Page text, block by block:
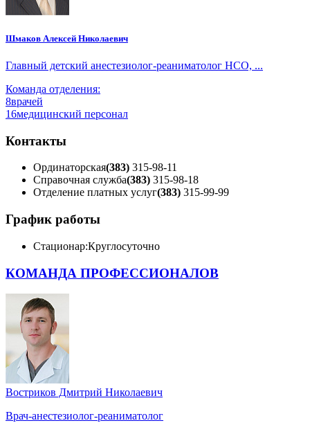
Шмаков Алексей Николаевич
Главный детский анестезиолог-реаниматолог НСО, ...
Команда отделения:
8врачей
16медицинский персонал
Контакты
Ординаторская(383) 315-98-11
Справочная служба(383) 315-98-18
Отделение платных услуг(383) 315-99-99
График работы
Стационар:Круглосуточно
КОМАНДА ПРОФЕССИОНАЛОВ
Востриков Дмитрий Николаевич
Врач-анестезиолог-реаниматолог